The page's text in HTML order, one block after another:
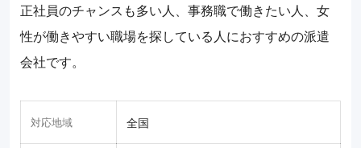
正社員のチャンスも多い人、事務職で働きたい人、女
性が働きやすい職場を探している人におすすめの派遣
会社です。
対応地域 全国